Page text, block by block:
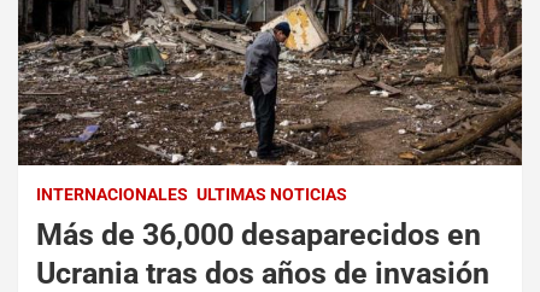
INTERNACIONALES ULTIMAS NOTICIAS
Más de 36,000 desaparecidos en
Ucrania tras dos años de invasión